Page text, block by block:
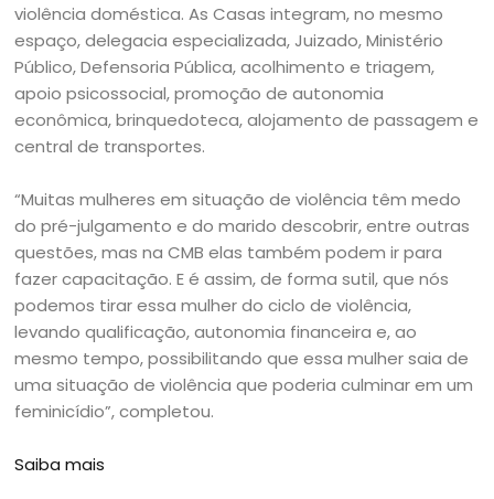
violência doméstica. As Casas integram, no mesmo
espaço, delegacia especializada, Juizado, Ministério
Público, Defensoria Pública, acolhimento e triagem,
apoio psicossocial, promoção de autonomia
econômica, brinquedoteca, alojamento de passagem e
central de transportes.
“Muitas mulheres em situação de violência têm medo
do pré-julgamento e do marido descobrir, entre outras
questões, mas na CMB elas também podem ir para
fazer capacitação. E é assim, de forma sutil, que nós
podemos tirar essa mulher do ciclo de violência,
levando qualificação, autonomia financeira e, ao
mesmo tempo, possibilitando que essa mulher saia de
uma situação de violência que poderia culminar em um
feminicídio”, completou.
Saiba mais